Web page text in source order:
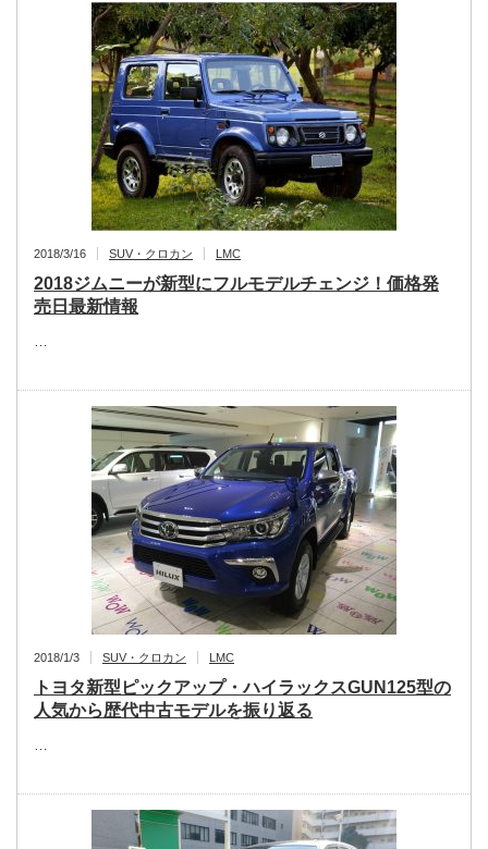
2018/3/16 SUV・クロカン LMC
2018ジムニーが新型にフルモデルチェンジ！価格発
売日最新情報
2018/1/3 SUV・クロカン LMC
トヨタ新型ピックアップ・ハイラックスGUN125型の
人気から歴代中古モデルを振り返る